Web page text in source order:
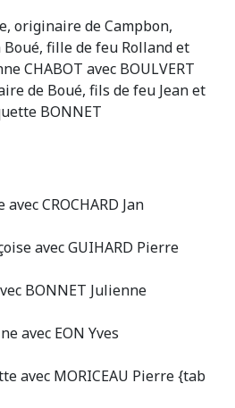
originaire de Campbon,
fille de feu Rolland et
CHABOT avec BOULVERT
de Boué, fils de feu Jean et
BONNET
avec CROCHARD Jan
avec GUIHARD Pierre
BONNET Julienne
avec EON Yves
avec MORICEAU Pierre {tab